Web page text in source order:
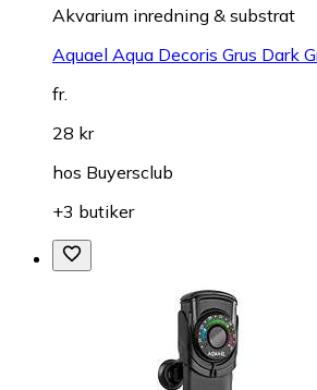
Akvarium inredning & substrat
Aquael Aqua Decoris Grus Dark
fr.
28 kr
hos Buyersclub
+3 butiker